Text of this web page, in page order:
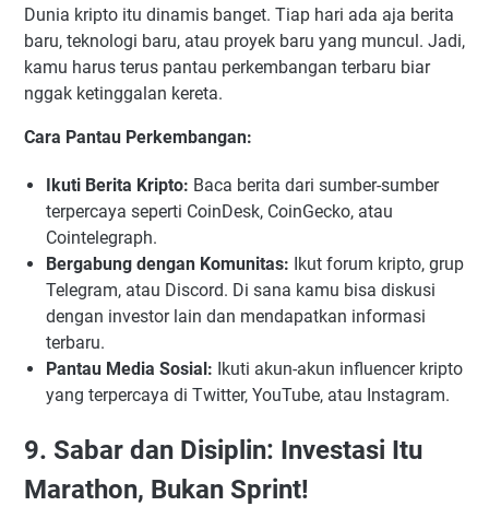
Dunia kripto itu dinamis banget. Tiap hari ada aja berita
baru, teknologi baru, atau proyek baru yang muncul. Jadi,
kamu harus terus pantau perkembangan terbaru biar
nggak ketinggalan kereta.
Cara Pantau Perkembangan:
Ikuti Berita Kripto: Baca berita dari sumber-sumber
terpercaya seperti CoinDesk, CoinGecko, atau
Cointelegraph.
Bergabung dengan Komunitas: Ikut forum kripto, grup
Telegram, atau Discord. Di sana kamu bisa diskusi
dengan investor lain dan mendapatkan informasi
terbaru.
Pantau Media Sosial: Ikuti akun-akun influencer kripto
yang terpercaya di Twitter, YouTube, atau Instagram.
9. Sabar dan Disiplin: Investasi Itu
Marathon, Bukan Sprint!